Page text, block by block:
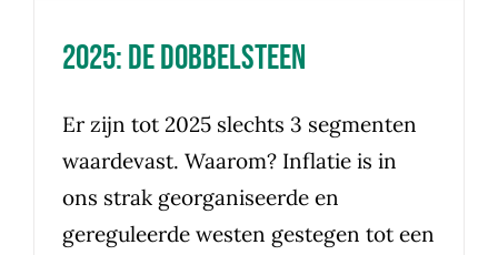
2025: de dobbelsteen
Er zijn tot 2025 slechts 3 segmenten
waardevast. Waarom? Inflatie is in
ons strak georganiseerde en
gereguleerde westen gestegen tot een